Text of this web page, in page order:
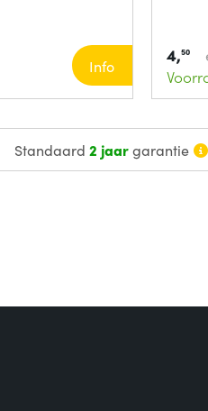
Info 4,50
Standaard2 jaargarantie